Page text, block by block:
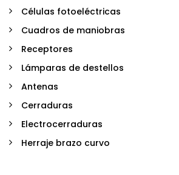
Células fotoeléctricas
Cuadros de maniobras
Receptores
Lámparas de destellos
Antenas
Cerraduras
Electrocerraduras
Herraje brazo curvo